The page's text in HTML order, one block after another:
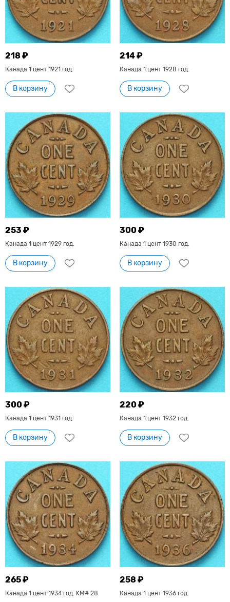
218 ₽
Канада 1 цент 1921 год.
В корзину
214 ₽
Канада 1 цент 1928 год.
В корзину
253 ₽
Канада 1 цент 1929 год.
В корзину
300 ₽
Канада 1 цент 1930 год.
В корзину
300 ₽
Канада 1 цент 1931 год.
В корзину
220 ₽
Канада 1 цент 1932 год.
В корзину
265 ₽
Канада 1 цент 1934 год. KM# 28
258 ₽
Канада 1 цент 1936 год.